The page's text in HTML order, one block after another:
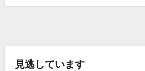
見逃しています